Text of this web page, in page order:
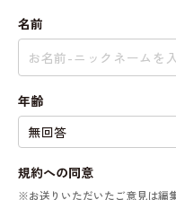
名前
年齢
規約への同意
※お送りいただいたご意見は編